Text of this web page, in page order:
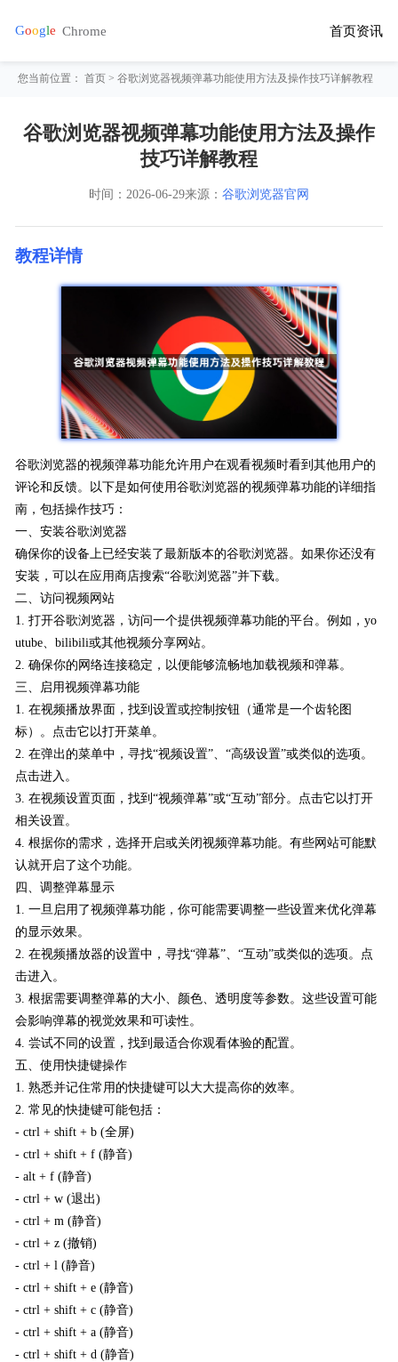
首页资讯
您当前位置：首页 > 谷歌浏览器视频弹幕功能使用方法及操作技巧详解教程
谷歌浏览器视频弹幕功能使用方法及操作
技巧详解教程
时间： 2026-06-29来源： 谷歌浏览器官网
教程详情
谷歌浏览器的视频弹幕功能允许用户在观看视频时看到其他用户的
评论和反馈。以下是如何使用谷歌浏览器的视频弹幕功能的详细指
南，包括操作技巧：
一、安装谷歌浏览器
确保你的设备上已经安装了最新版本的谷歌浏览器。如果你还没有
安装，可以在应用商店搜索“谷歌浏览器”并下载。
二、访问视频网站
1. 打开谷歌浏览器，访问一个提供视频弹幕功能的平台。例如，yo
utube、bilibili或其他视频分享网站。
2. 确保你的网络连接稳定，以便能够流畅地加载视频和弹幕。
三、启用视频弹幕功能
1. 在视频播放界面，找到设置或控制按钮（通常是一个齿轮图
标）。点击它以打开菜单。
2. 在弹出的菜单中，寻找“视频设置”、“高级设置”或类似的选项。
点击进入。
3. 在视频设置页面，找到“视频弹幕”或“互动”部分。点击它以打开
相关设置。
4. 根据你的需求，选择开启或关闭视频弹幕功能。有些网站可能默
认就开启了这个功能。
四、调整弹幕显示
1. 一旦启用了视频弹幕功能，你可能需要调整一些设置来优化弹幕
的显示效果。
2. 在视频播放器的设置中，寻找“弹幕”、“互动”或类似的选项。点
击进入。
3. 根据需要调整弹幕的大小、颜色、透明度等参数。这些设置可能
会影响弹幕的视觉效果和可读性。
4. 尝试不同的设置，找到最适合你观看体验的配置。
五、使用快捷键操作
1. 熟悉并记住常用的快捷键可以大大提高你的效率。
2. 常见的快捷键可能包括：
- ctrl + shift + b (全屏)
- ctrl + shift + f (静音)
- alt + f (静音)
- ctrl + w (退出)
- ctrl + m (静音)
- ctrl + z (撤销)
- ctrl + l (静音)
- ctrl + shift + e (静音)
- ctrl + shift + c (静音)
- ctrl + shift + a (静音)
- ctrl + shift + d (静音)